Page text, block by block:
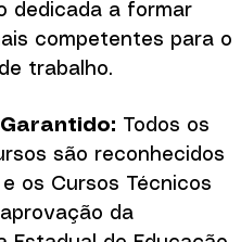
dedicada a formar
competentes para o
trabalho.
Todos os
são reconhecidos
e os Cursos Técnicos
da